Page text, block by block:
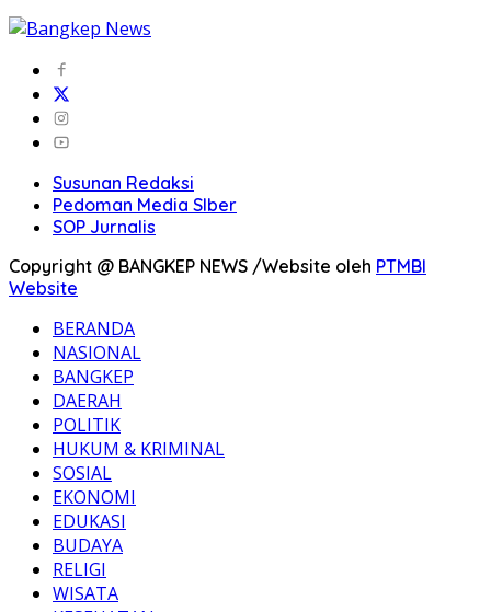
Susunan Redaksi
Pedoman Media SIber
SOP Jurnalis
Copyright @ BANGKEP NEWS /Website oleh PTMBI
Website
BERANDA
NASIONAL
BANGKEP
DAERAH
POLITIK
HUKUM & KRIMINAL
SOSIAL
EKONOMI
EDUKASI
BUDAYA
RELIGI
WISATA